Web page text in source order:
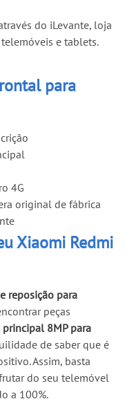
do iLevante, loja
e tablets.
para
4G
original de fábrica
Xiaomi Redmi
reposição para
peças
8MP para
de saber que é
Assim, basta
do seu telemóvel
a 100%.